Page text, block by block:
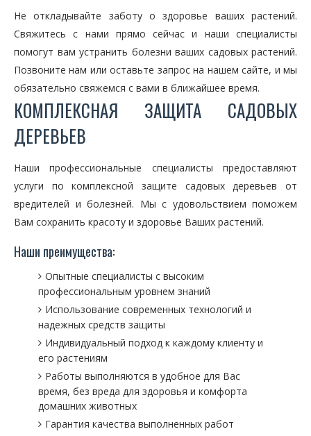
Не откладывайте заботу о здоровье ваших растений.
Свяжитесь с нами прямо сейчас и наши специалисты
помогут вам устранить болезни ваших садовых растений.
Позвоните нам или оставьте запрос на нашем сайте, и мы
обязательно свяжемся с вами в ближайшее время.
КОМПЛЕКСНАЯ ЗАЩИТА САДОВЫХ
ДЕРЕВЬЕВ
Наши профессиональные специалисты предоставляют
услуги по комплексной защите садовых деревьев от
вредителей и болезней. Мы с удовольствием поможем
Вам сохранить красоту и здоровье Ваших растений.
Наши преимущества:
Опытные специалисты с высоким
профессиональным уровнем знаний
Использование современных технологий и
надежных средств защиты
Индивидуальный подход к каждому клиенту и
его растениям
Работы выполняются в удобное для Вас
время, без вреда для здоровья и комфорта
домашних животных
Гарантия качества выполненных работ